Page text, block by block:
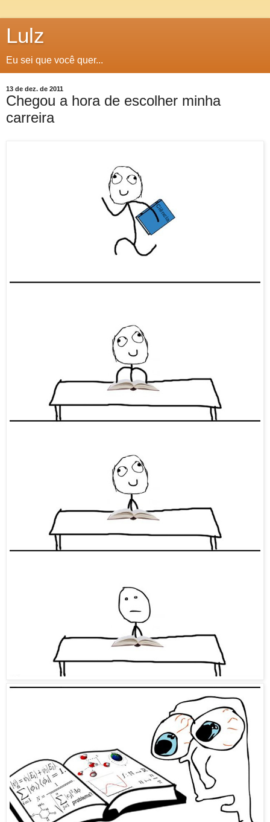
Lulz
Eu sei que você quer...
13 de dez. de 2011
Chegou a hora de escolher minha
carreira